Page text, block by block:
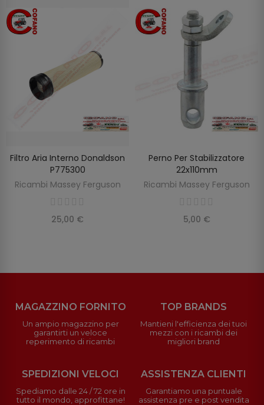
AGGIUNGI AL CARRELLO
Filtro Aria Interno Donaldson
P775300
Ricambi Massey Ferguson
25,00 €
AGGIUNGI AL CARRELLO
Perno Per Stabilizzatore
22x110mm
Ricambi Massey Ferguson
5,00 €
MAGAZZINO FORNITO
Un ampio magazzino per
garantirti un veloce
reperimento di ricambi
TOP BRANDS
Mantieni l'efficienza dei tuoi
mezzi con i ricambi dei
migliori brand
SPEDIZIONI VELOCI
Spediamo dalle 24 / 72 ore in
tutto il mondo, approfittane!
ASSISTENZA CLIENTI
Garantiamo una puntuale
assistenza pre e post vendita